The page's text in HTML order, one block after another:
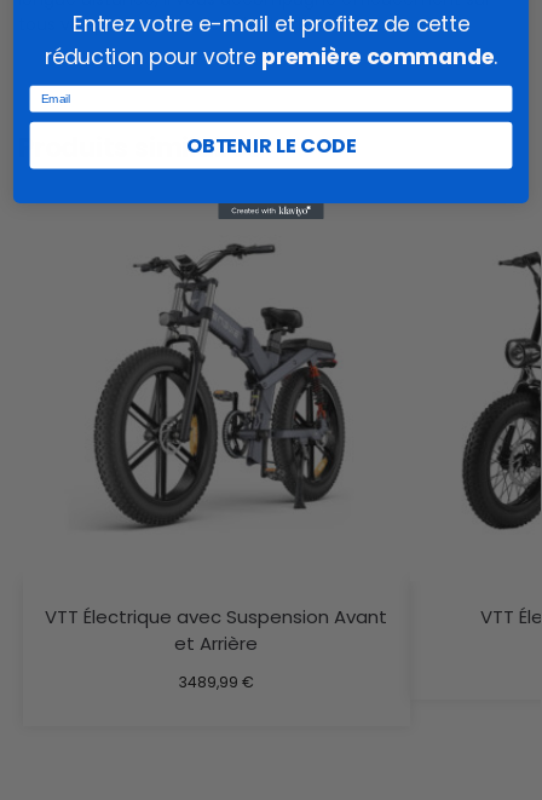
tous vos parcours, qu’ils soient urbains ou naturels.
Produits similaires
VTT Électrique avec Suspension Avant
et Arrière
3489,99 €
VTT
Entrez votre e-mail et profitez de cette
réduction pour votre première commande.
Email
OBTENIR LE CODE